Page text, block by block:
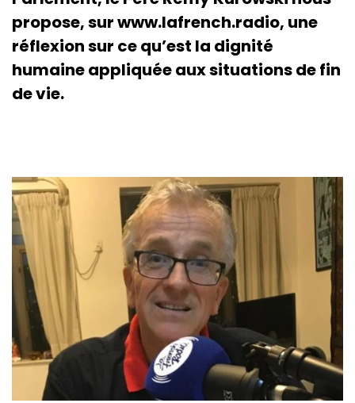
propose, sur www.lafrench.radio, une
réflexion sur ce qu’est la dignité
humaine appliquée aux situations de fin
de vie.